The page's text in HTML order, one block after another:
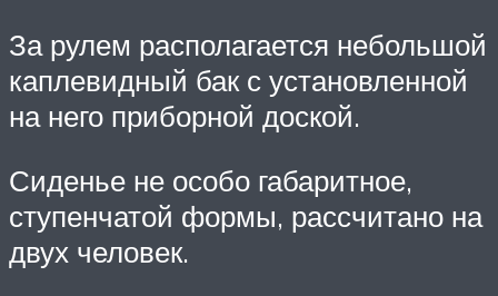
За рулем располагается небольшой
каплевидный бак с установленной
на него приборной доской.
Сиденье не особо габаритное,
ступенчатой формы, рассчитано на
двух человек.